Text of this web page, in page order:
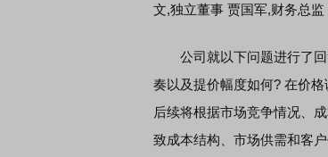
文,独立董事 贾国军,财务总监
公司就以下问题进行了回
奏以及提价幅度如何? 在价
后续将根据市场竞争情况、
致成本结构、市场供需和客